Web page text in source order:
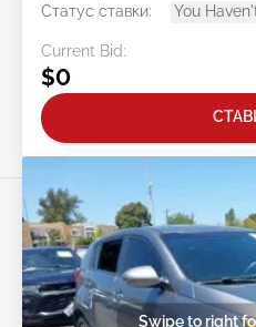
Статус ставки:
You
Current Bid:
$0
Swipe to right